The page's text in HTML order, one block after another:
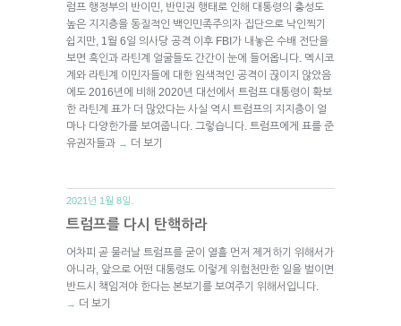
럼프 행정부의 반이민, 반민권 행태로 인해 대통령의 충성도
높은 지지층을 동질적인 백인민족주의자 집단으로 낙인찍기
쉽지만, 1월 6일 의사당 공격 이후 FBI가 내놓은 수배 전단을
보면 흑인과 라틴계 얼굴들도 간간이 눈에 들어옵니다. 멕시코
계와 라틴계 이민자들에 대한 원색적인 공격이 끊이지 않았음
에도 2016년에 비해 2020년 대선에서 트럼프 대통령이 확보
한 라틴계 표가 더 많았다는 사실 역시 트럼프의 지지층이 얼
마나 다양한가를 보여줍니다. 그렇습니다. 트럼프에게 표를 준
유권자들과 → 더 보기
2021년 1월 8일.
트럼프를 다시 탄핵하라
어차피 곧 물러날 트럼프를 굳이 열흘 먼저 제거하기 위해서가
아니라, 앞으로 어떤 대통령도 이렇게 위험천만한 일을 벌이면
반드시 책임져야 한다는 본보기를 보여주기 위해서입니다.
→ 더 보기